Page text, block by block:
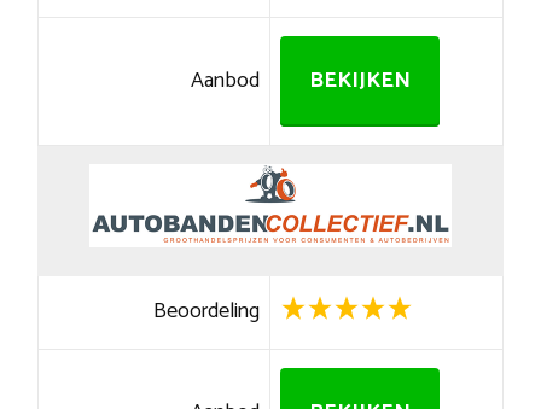
Aanbod BEKIJKEN
Beoordeling